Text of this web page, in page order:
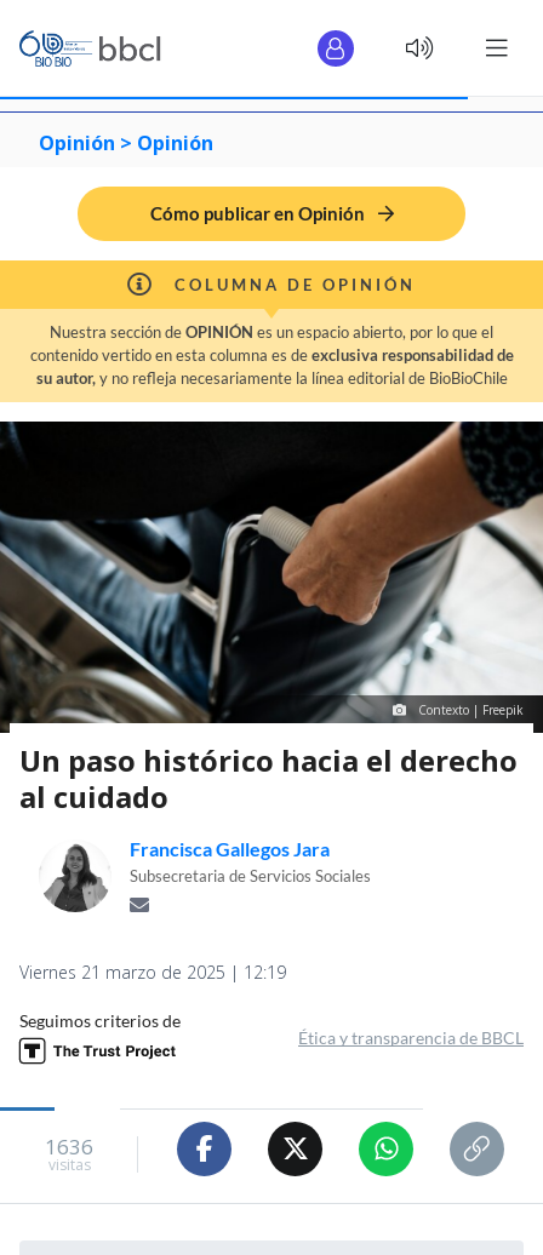
Opinión > Opinión
Cómo publicar en Opinión
COLUMNA DE OPINIÓN
Nuestra sección deOPINIÓN es un espacio abierto, por lo que el
contenido vertido en esta columna es deexclusiva responsabilidad de
su autor,y no refleja necesariamente la línea editorial de BioBioChile
Contexto | Freepik
Un paso histórico hacia el derecho
al cuidado
Francisca Gallegos Jara
Subsecretaria de Servicios Sociales
Viernes 21 marzo de 2025 | 12:19
Seguimos criterios de
Ética y transparencia de BBCL
1636
visitas